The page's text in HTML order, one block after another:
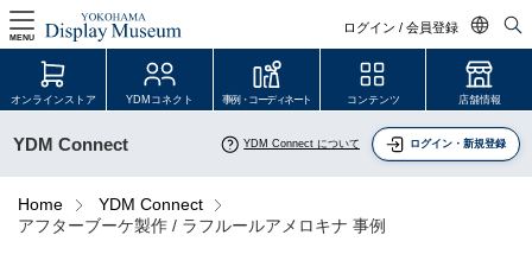
ログイン / 会員登録
日本語
中文简体
MENU
ログイン・会員登録
オンラインストア YDMコネクト 事例・コーディネート コンテンツ 店舗情報
YDM Connect YDM Connect について ログイン・新規登録
Home
YDM Connect
アフターブーケ製作 / ラフルールアメロキナ 事例